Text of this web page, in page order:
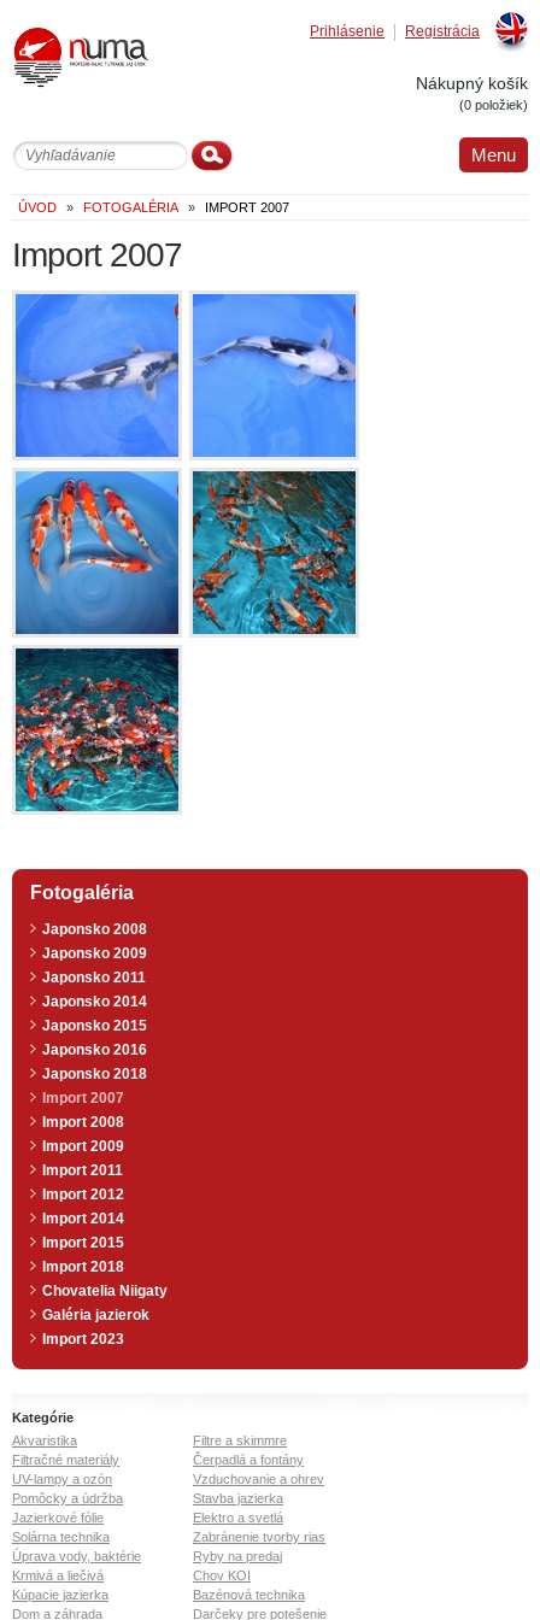
Registrácia
Prihlásenie
Nákupný košík
(0 položiek)
Menu
ÚVOD » FOTOGALÉRIA » IMPORT 2007
Import 2007
Fotogaléria
Japonsko 2008
Japonsko 2009
Japonsko 2011
Japonsko 2014
Japonsko 2015
Japonsko 2016
Japonsko 2018
Import 2007
Import 2008
Import 2009
Import 2011
Import 2012
Import 2014
Import 2015
Import 2018
Chovatelia Niigaty
Galéria jazierok
Import 2023
Kategórie
Akvaristika
Filtre a skimmre
Filtračné materiály
Čerpadlá a fontány
UV-lampy a ozón
Vzduchovanie a ohrev
Pomôcky a údržba
Stavba jazierka
Jazierkové fólie
Elektro a svetlá
Solárna technika
Zabránenie tvorby rias
Úprava vody, baktérie
Ryby na predaj
Krmivá a liečivá
Chov KOI
Kúpacie jazierka
Bazénová technika
Dom a záhrada
Darčeky pre potešenie